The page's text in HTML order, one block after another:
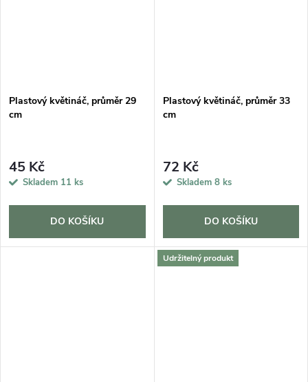
Plastový květináč, průměr 29
cm
45 Kč
Skladem 11 ks
DO KOŠÍKU
Plastový květináč, průměr 33
cm
72 Kč
Skladem 8 ks
DO KOŠÍKU
Udržitelný produkt